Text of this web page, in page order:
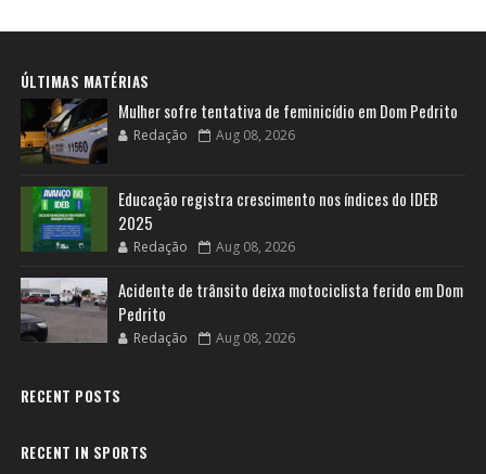
ÚLTIMAS MATÉRIAS
Mulher sofre tentativa de feminicídio em Dom Pedrito
Redação Aug 08, 2026
Educação registra crescimento nos índices do IDEB
2025
Redação Aug 08, 2026
Acidente de trânsito deixa motociclista ferido em Dom
Pedrito
Redação Aug 08, 2026
RECENT POSTS
RECENT IN SPORTS